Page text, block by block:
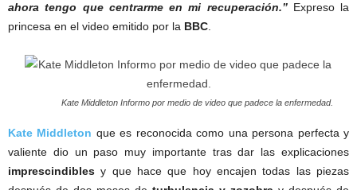
ahora tengo que centrarme en mi recuperación.” Expreso la
princesa en el video emitido por la BBC
Kate Middleton Informo por medio de video que padece la enfermedad.
Kate Middleton que es reconocida como una persona perfecta y
valiente dio un paso muy importante tras dar las explicaciones
imprescindibles y que hace que hoy encajen todas las piezas